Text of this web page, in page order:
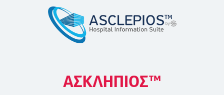
ΑΣΚΛΗΠΙΟΣ™